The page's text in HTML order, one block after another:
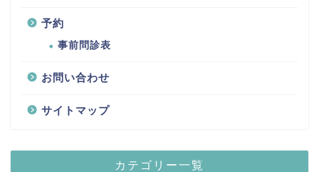
予約
事前問診表
お問い合わせ
サイトマップ
カテゴリー一覧